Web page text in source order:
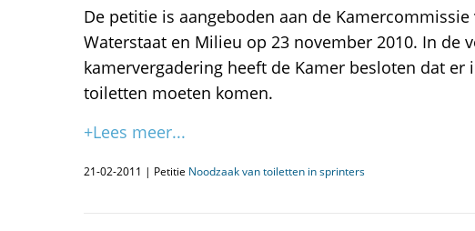
De petitie is aangeboden aan de Kamercommissie
Waterstaat en Milieu op 23 november 2010. In de
kamervergadering heeft de Kamer besloten dat er
toiletten moeten komen.
+Lees meer...
21-02-2011 | Petitie Noodzaak van toiletten in sprinters